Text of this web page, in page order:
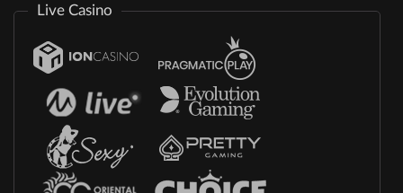
Live Casino